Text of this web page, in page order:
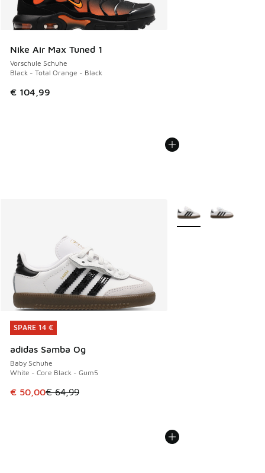
Nike Air Max Tuned 1
Vorschule Schuhe
Black - Total Orange - Black
€ 104,99
SPARE 14 €
adidas Samba Og
Baby Schuhe
White - Core Black - Gum5
Dieser Artikel ist im Sale. Der Preis ist von € 64,99 auf €
€ 50,00€ 64,99
SPARE 14 €
Weitere Farben